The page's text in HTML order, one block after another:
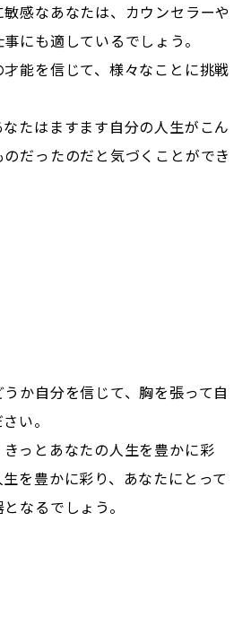
感なあなたは、カウンセラーや
にも適しているでしょう。
能を信じて、様々なことに挑戦
たはますます自分の人生がこん
だったのだと気づくことができ
か自分を信じて、胸を張って自
い。
っとあなたの人生を豊かに彩
を豊かに彩り、あなたにとって
なるでしょう。